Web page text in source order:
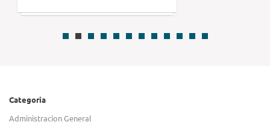
Categoria
Administracion General